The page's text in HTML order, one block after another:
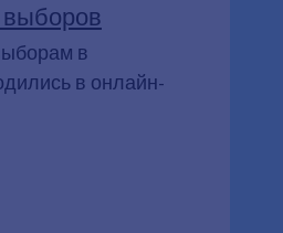
выборов
в
в онлайн-